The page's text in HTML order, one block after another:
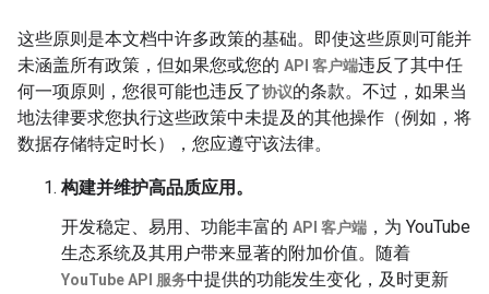
这些原则是本文档中许多政策的基础。即使这些原则可能并
未涵盖所有政策，但如果您或您的 API 客户端违反了其中任
何一项原则，您很可能也违反了协议的条款。不过，如果当
地法律要求您执行这些政策中未提及的其他操作（例如，将
数据存储特定时长），您应遵守该法律。
构建并维护高品质应用。
开发稳定、易用、功能丰富的 API 客户端 ，为 YouTube
生态系统及其用户带来显著的附加价值。随着
YouTube API 服务中提供的功能发生变化，及时更新